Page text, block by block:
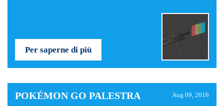
Per saperne di più
POKÉMON GO PALESTRA Aug 09, 2016